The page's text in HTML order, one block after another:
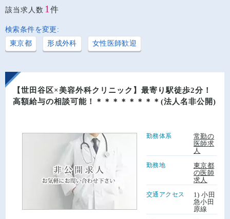
該当求人数 1件
検索条件を変更:
東京都
形成外科 女性医師歓迎
【世田谷区×美容外科クリニック】最寄り駅徒歩2分！
高額給与の相談可能！＊＊＊＊＊＊＊＊(法人名非公開)
勤務体系
常勤の
医師求
人
勤務地
東京都
の医師
求人
交通アクセス
1) 小田
急小田
原線